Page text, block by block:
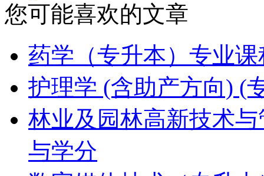
您可能喜欢的文章
药学（专升本）专业
护理学 (含助产方向) (
林业及园林高新技术
与学分